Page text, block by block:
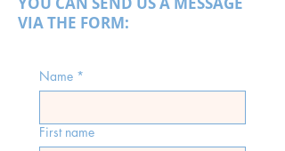
VIA THE FORM:
Name *
First name